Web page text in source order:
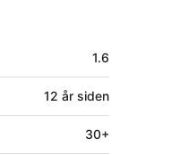
1.6
12 år siden
30+